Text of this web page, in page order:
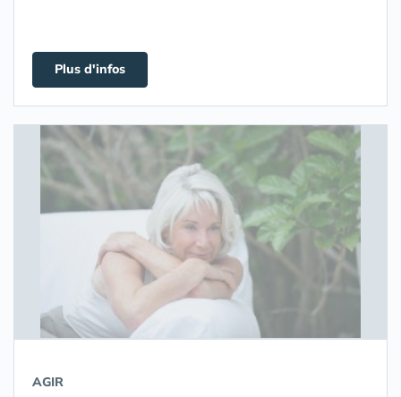
Plus d'infos
AGIR